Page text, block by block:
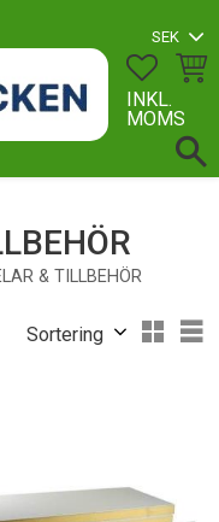
INKL.
MOMS
& TILLBEHÖR